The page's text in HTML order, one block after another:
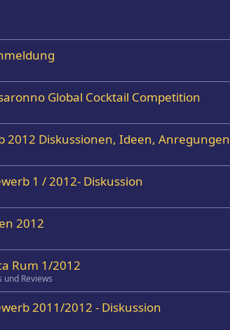
Global Cocktail Competition
2012 Diskussionen, Ideen, Anregungen
1 / 2012- Diskussion
2012
Rum 1/2012
und Reviews
2011/2012 - Diskussion